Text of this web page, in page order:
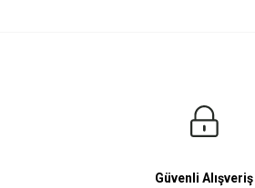
Güvenli Alışveriş